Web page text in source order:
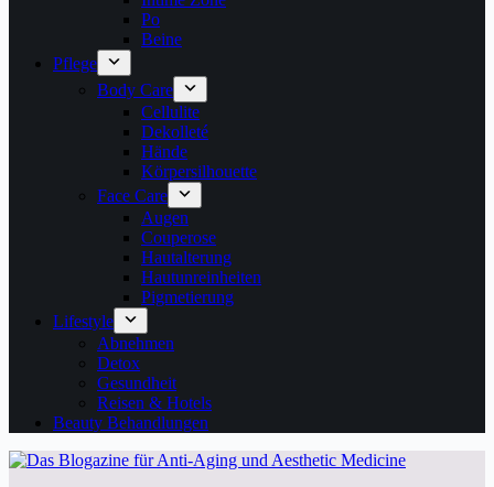
Po
Beine
Pflege
Body Care
Cellulite
Dekolleté
Hände
Körpersilhouette
Face Care
Augen
Couperose
Hautalterung
Hautunreinheiten
Pigmetierung
Lifestyle
Abnehmen
Detox
Gesundheit
Reisen & Hotels
Beauty Behandlungen